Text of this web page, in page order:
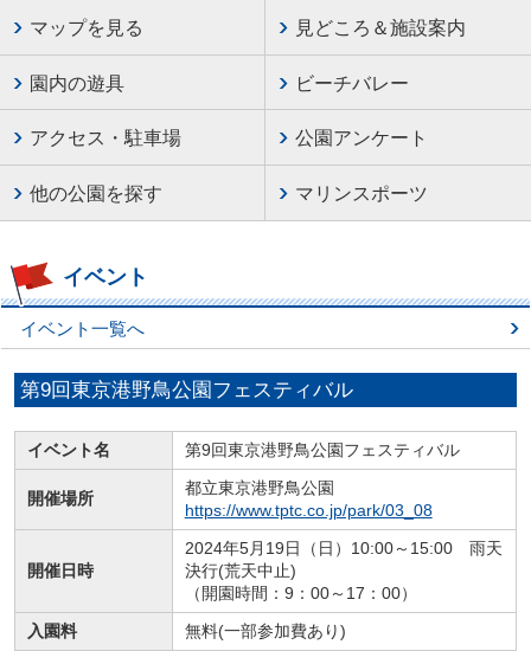
マップを見る 見どころ＆施設案内
園内の遊具 ビーチバレー
アクセス・駐車場 公園アンケート
他の公園を探す マリンスポーツ
イベント
イベント一覧へ
第9回東京港野鳥公園フェスティバル
イベント名 第9回東京港野鳥公園フェスティバル
開催場所
都立東京港野鳥公園
https://www.tptc.co.jp/park/03_08
開催日時
2024年5月19日（日）10:00～15:00 雨天
決行(荒天中止)
（開園時間：9：00～17：00）
入園料
無料(一部参加費あり)